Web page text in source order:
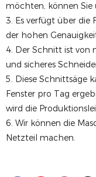
möchten, können Sie
3. Es verfügt über die
der hohen
4. Der Schnitt ist von
und sicheres
5. Diese Schnittsäge
Fenster pro Tag
wird die
6. Wir können die
Netzteil machen.